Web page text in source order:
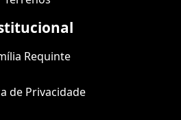
Requinte
de Privacidade